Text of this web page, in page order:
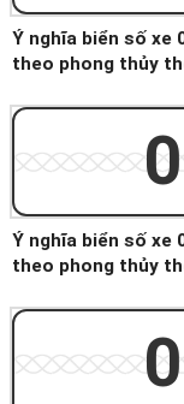
Ý nghĩa biển số xe
theo phong thủy
Ý nghĩa biển số xe
theo phong thủy